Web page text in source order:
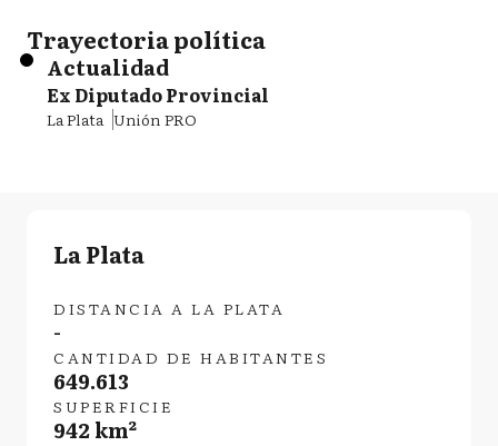
Trayectoria política
Actualidad
Ex Diputado Provincial
La Plata Unión PRO
La Plata
DISTANCIA A LA PLATA
-
CANTIDAD DE HABITANTES
649.613
SUPERFICIE
942 km²